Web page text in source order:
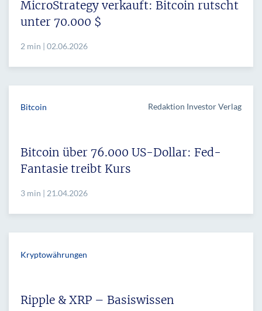
MicroStrategy verkauft: Bitcoin rutscht
unter 70.000 $
2 min | 02.06.2026
Bitcoin Redaktion Investor Verlag
Bitcoin über 76.000 US-Dollar: Fed-
Fantasie treibt Kurs
3 min | 21.04.2026
Kryptowährungen
Ripple & XRP – Basiswissen